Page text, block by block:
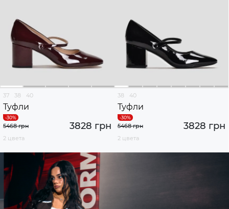
37 38 40
Туфли
3828 грн
5468 грн
2 цвета
38 40
Туфли
3828 грн
5468 грн
2 цвета